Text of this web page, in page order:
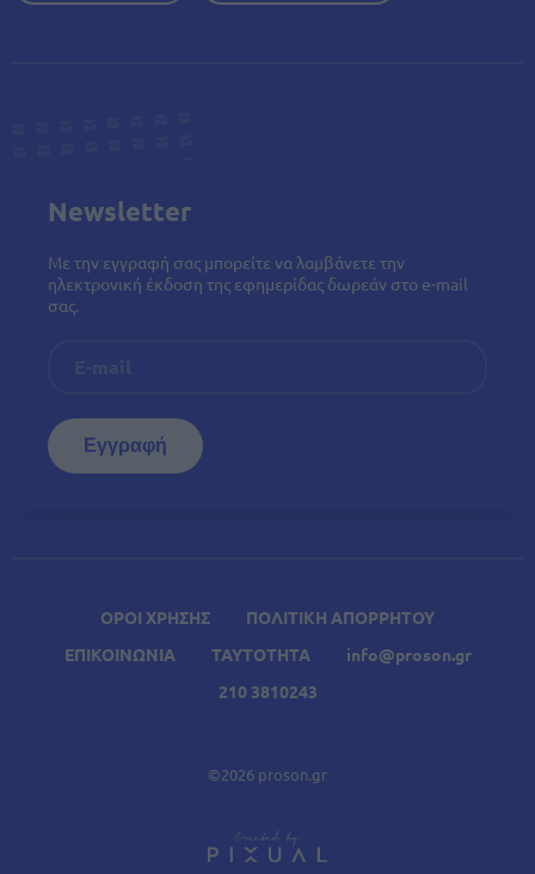
Σχετικά Άρθρα
ΟΡΟΙ ΧΡΗΣΗΣ
ΠΟΛΙΤΙΚΗ ΑΠΟΡΡΗΤΟΥ
ΕΠΙΚΟΙΝΩΝΙΑ
ΤΑΥΤΟΤΗΤΑ
info@proson.gr
210 3810243
©2026 proson.gr
Newsletter
Με την εγγραφή σας μπορείτε να λαμβάνετε την
ηλεκτρονική έκδοση της εφημερίδας δωρεάν στο e-mail
σας.